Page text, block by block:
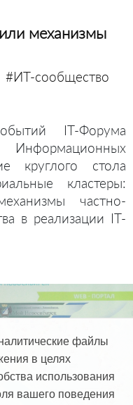
механизмы
#ИТ-сообщество
IT-Форума
круглого стола
кластеры:
частно-
в реализации IT-
файлы
в целях
использования
вашего поведения